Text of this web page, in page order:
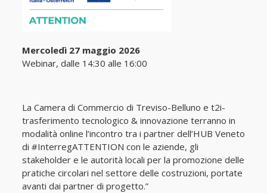
Mercoledì 27 maggio 2026
Webinar, dalle 14:30 alle 16:00
La Camera di Commercio di Treviso-Belluno e t2i-
trasferimento tecnologico & innovazione terranno in
modalità online l’incontro tra i partner dell’HUB Veneto
di #InterregATTENTION con le aziende, gli
stakeholder e le autorità locali per la promozione delle
pratiche circolari nel settore delle costruzioni, portate
avanti dai partner di progetto.”